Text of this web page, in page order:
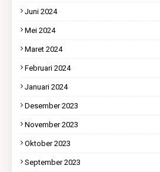
Juni 2024
Mei 2024
Maret 2024
Februari 2024
Januari 2024
Desember 2023
November 2023
Oktober 2023
September 2023